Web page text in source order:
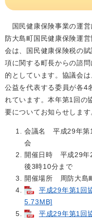
国民健康保険事業の運営
防大島町国民健康保険運
会は、国民健康保険税の
項に関する町長からの諮
的としています。協議会
公益を代表する委員が各4
れています。本年第1回の
要についてお知らせします
会議名 平成29年第
会
開催日時 平成29年
後3時10分まで
開催場所 周防大島
平成29年第1回
5.73MB]
平成29年第1回